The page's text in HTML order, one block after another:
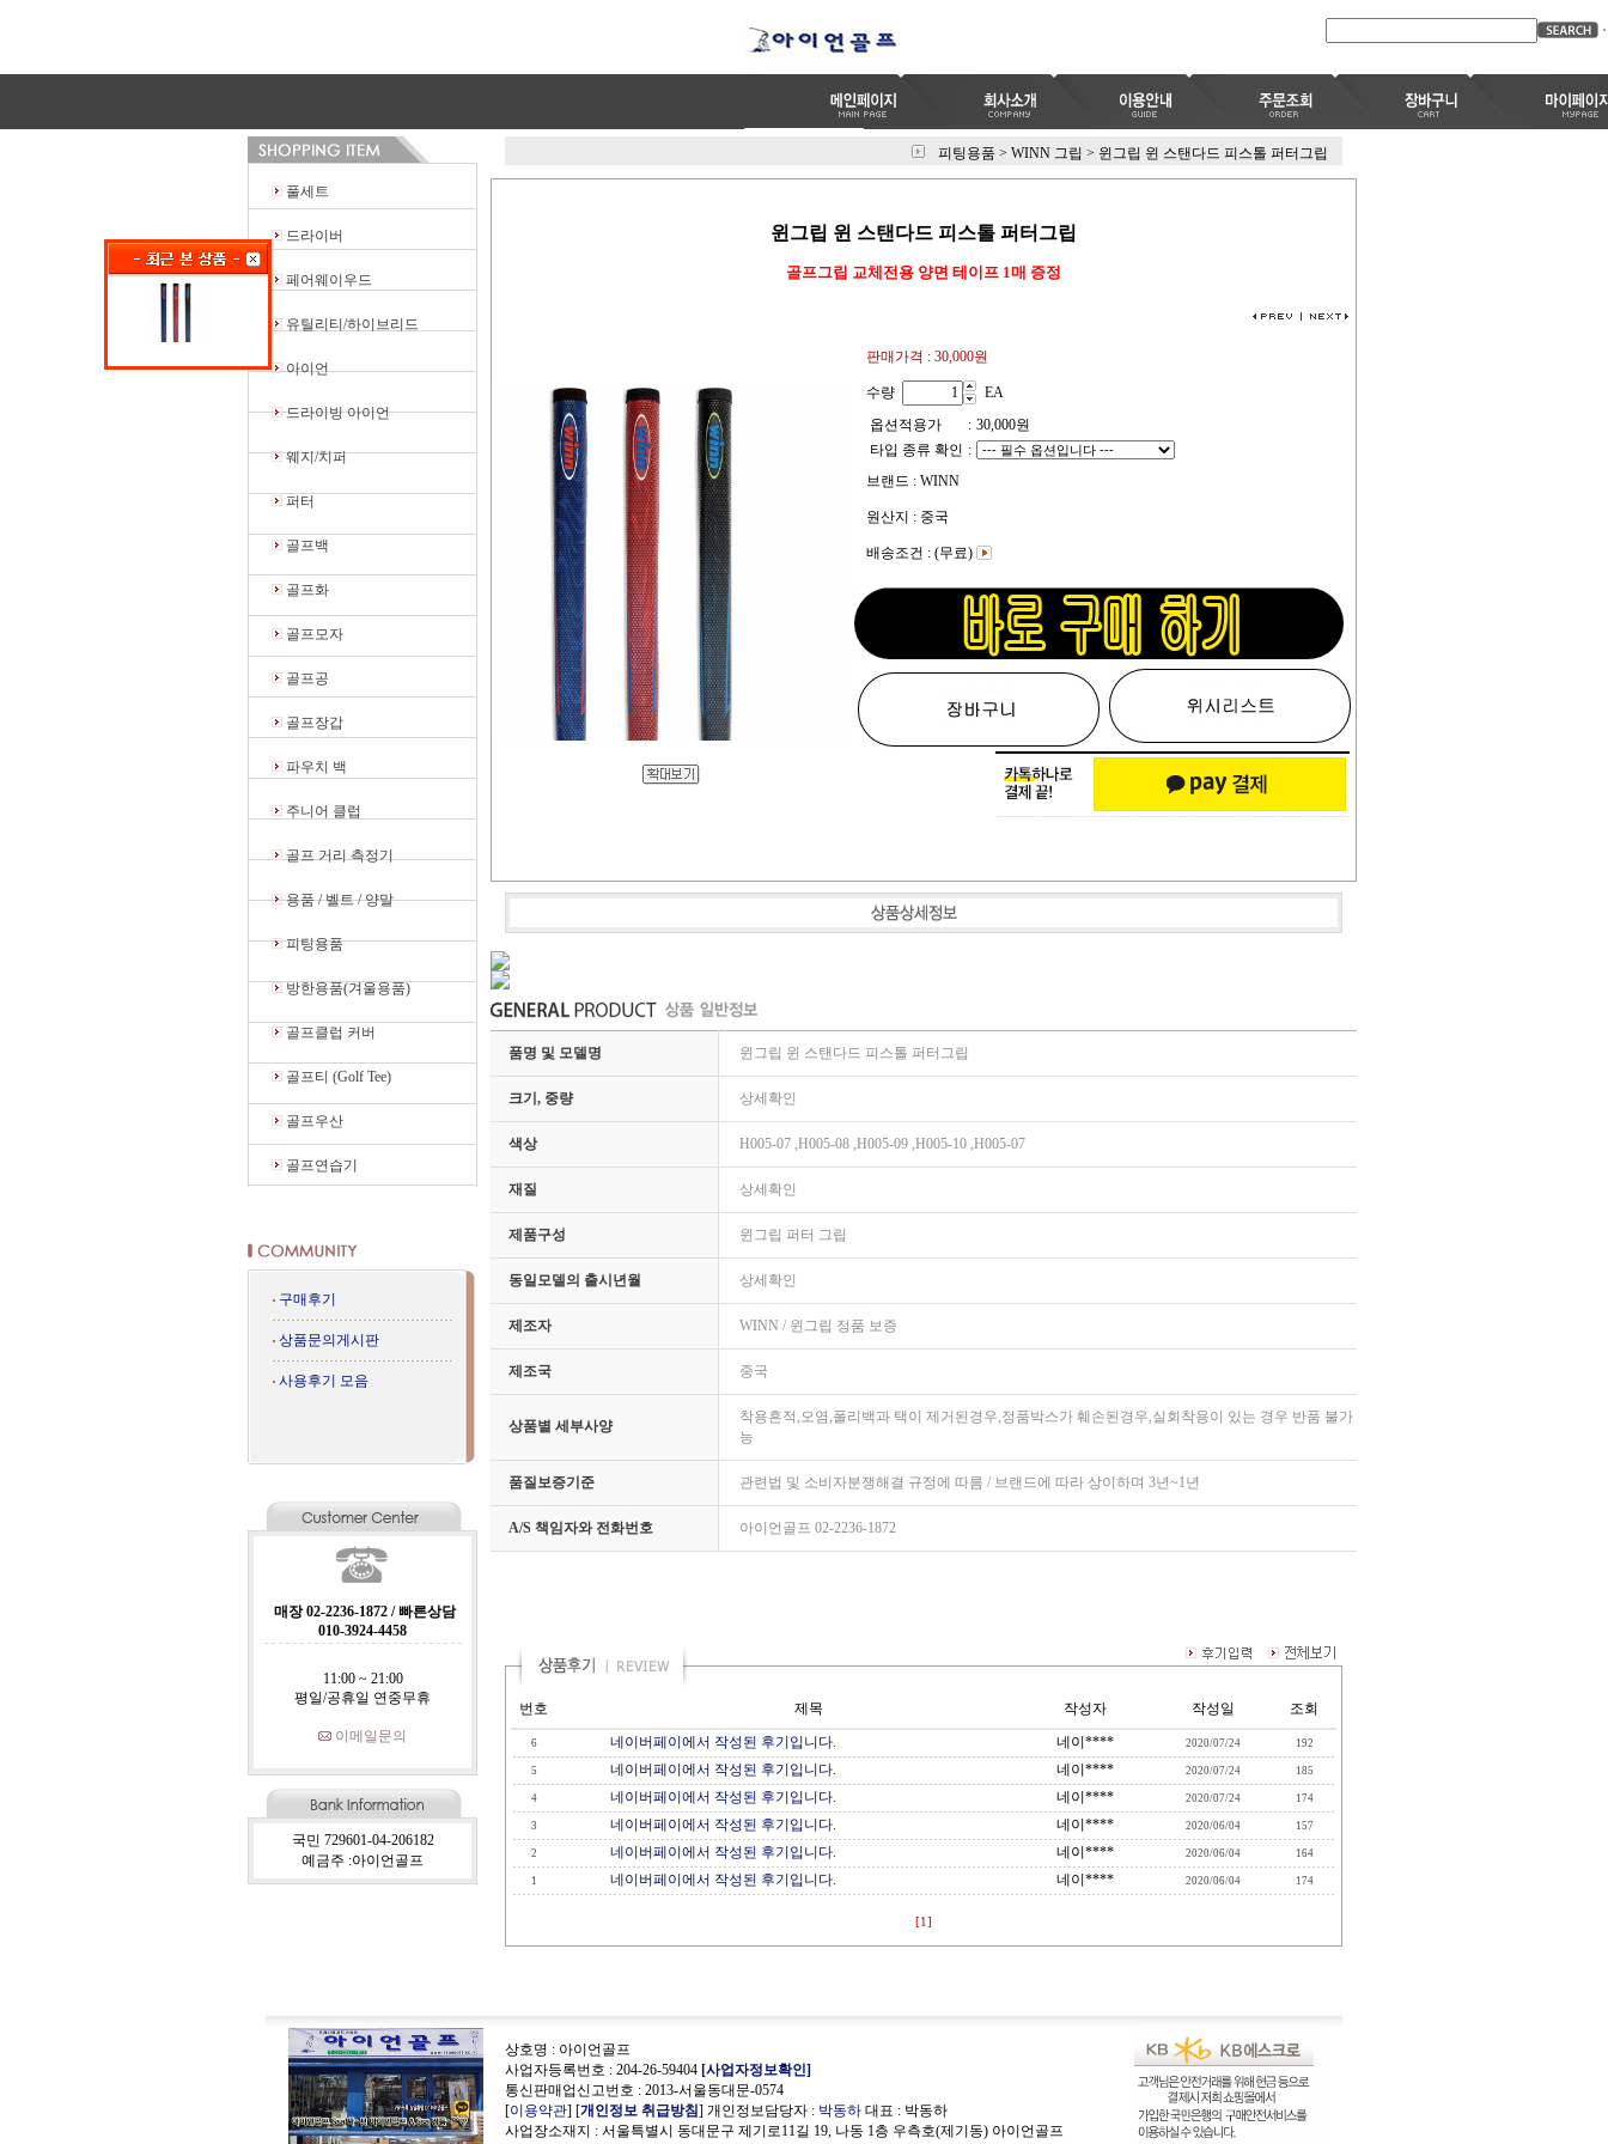
풀세트
드라이버
페어웨이우드
유틸리티/하이브리드
아이언
드라이빙 아이언
웨지/치퍼
퍼터
골프백
골프화
골프모자
골프공
골프장갑
파우치 백
주니어 클럽
골프 거리 측정기
용품 / 벨트 / 양말
피팅용품
방한용품(겨울용품)
골프클럽 커버
골프티 (Golf Tee)
골프우산
골프연습기
구매후기
상품문의게시판
사용후기 모음
매장 02-2236-1872 / 빠른상담
010-3924-4458
11:00 ~ 21:00
평일/공휴일 연중무휴
이메일문의
국민 729601-04-206182
예금주 :아이언골프
피팅용품 > WINN 그립 > 윈그립 윈 스탠다드 피스톨 퍼터그립
윈그립 윈 스탠다드 피스톨 퍼터그립
골프그립 교체전용 양면 테이프 1매 증정
판매가격 : 30,000원
수량
EA
옵션적용가
: 30,000원
타입 종류 확인 :
브랜드 : WINN
원산지 : 중국
배송조건 : (무료)
품명 및 모델명 윈그립 윈 스탠다드 피스톨 퍼터그립
크기, 중량 상세확인
색상 H005-07 ,H005-08 ,H005-09 ,H005-10 ,H005-07
재질 상세확인
제품구성 윈그립 퍼터 그립
동일모델의 출시년월 상세확인
제조자 WINN / 윈그립 정품 보증
제조국 중국
상품별 세부사양
착용흔적,오염,폴리백과 택이 제거된경우,정품박스가 훼손된경우,실회착용이 있는 경우 반품 불가
능
품질보증기준 관련법 및 소비자분쟁해결 규정에 따름 / 브랜드에 따라 상이하며 3년~1년
A/S 책임자와 전화번호 아이언골프 02-2236-1872
번호 제목 작성자 작성일 조회
6 네이버페이에서 작성된 후기입니다. 네이**** 2020/07/24 192
5 네이버페이에서 작성된 후기입니다. 네이**** 2020/07/24 185
4 네이버페이에서 작성된 후기입니다. 네이**** 2020/07/24 174
3 네이버페이에서 작성된 후기입니다. 네이**** 2020/06/04 157
2 네이버페이에서 작성된 후기입니다. 네이**** 2020/06/04 164
1 네이버페이에서 작성된 후기입니다. 네이**** 2020/06/04 174
[1]
상호명 : 아이언골프
사업자등록번호 : 204-26-59404 [사업자정보확인]
통신판매업신고번호 : 2013-서울동대문-0574
[이용약관] [개인정보 취급방침] 개인정보담당자 : 박동하 대표 : 박동하
사업장소재지 : 서울특별시 동대문구 제기로11길 19, 나동 1층 우측호(제기동) 아이언골프